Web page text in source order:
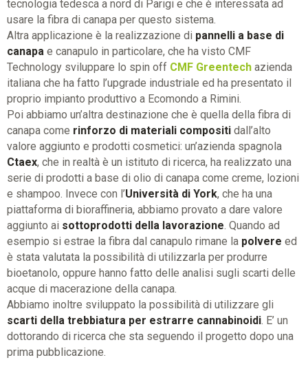
tecnologia tedesca a nord di Parigi e che è interessata ad
usare la fibra di canapa per questo sistema.
Altra applicazione è la realizzazione di pannelli a base di
canapa e canapulo in particolare, che ha visto CMF
Technology sviluppare lo spin off CMF Greentech azienda
italiana che ha fatto l’upgrade industriale ed ha presentato il
proprio impianto produttivo a Ecomondo a Rimini.
Poi abbiamo un’altra destinazione che è quella della fibra di
canapa come rinforzo di materiali compositi dall’alto
valore aggiunto e prodotti cosmetici: un’azienda spagnola
Ctaex, che in realtà è un istituto di ricerca, ha realizzato una
serie di prodotti a base di olio di canapa come creme, lozioni
e shampoo. Invece con l’Università di York, che ha una
piattaforma di bioraffineria, abbiamo provato a dare valore
aggiunto ai sottoprodotti della lavorazione. Quando ad
esempio si estrae la fibra dal canapulo rimane la polvere ed
è stata valutata la possibilità di utilizzarla per produrre
bioetanolo, oppure hanno fatto delle analisi sugli scarti delle
acque di macerazione della canapa.
Abbiamo inoltre sviluppato la possibilità di utilizzare gli
scarti della trebbiatura per estrarre cannabinoidi. E’ un
dottorando di ricerca che sta seguendo il progetto dopo una
prima pubblicazione.